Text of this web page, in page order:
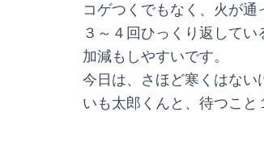
コゲつくでもなく、火が通
３～４回ひっくり返してい
加減もしやすいです。
今日は、さほど寒くはない
いも太郎くんと、待つこと